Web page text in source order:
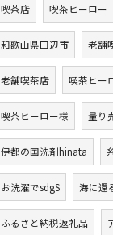
喫茶店 喫茶ヒーロー
和歌山県田辺市 老舗
老舗喫茶店 喫茶ヒー
喫茶ヒーロー様 量り
伊都の国洗剤hinata
お洗濯でsdgS 海に還
ふるさと納税返礼品